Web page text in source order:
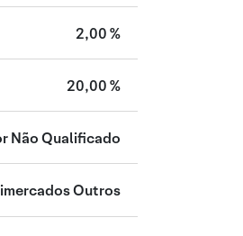
2,00 %
20,00 %
Não Qualificado
Outros